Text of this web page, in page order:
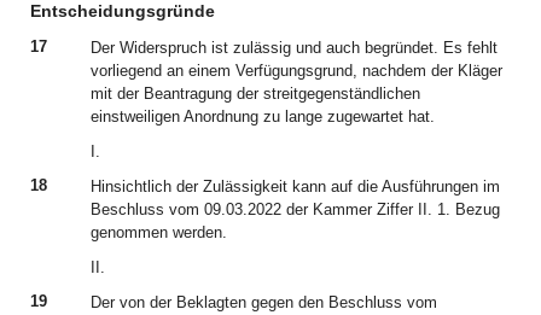
Entscheidungsgründe
17
Der Widerspruch ist zulässig und auch begründet. Es fehlt
vorliegend an einem Verfügungsgrund, nachdem der Kläger
mit der Beantragung der streitgegenständlichen
einstweiligen Anordnung zu lange zugewartet hat.
I.
18
Hinsichtlich der Zulässigkeit kann auf die Ausführungen im
Beschluss vom 09.03.2022 der Kammer Ziffer II. 1. Bezug
genommen werden.
II.
19
Der von der Beklagten gegen den Beschluss vom